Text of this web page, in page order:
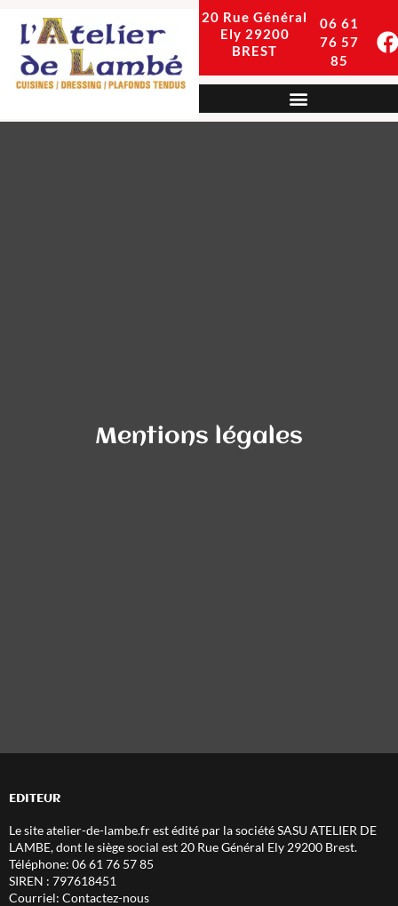
20 Rue Général
Ely 29200
BREST
06 61
76 57
85
Mentions légales
EDITEUR
Le siteatelier-de-lambe.frest édité par la société SASU ATELIER DE
LAMBE, dont le siège social est 20 Rue Général Ely 29200 Brest.
Téléphone: 06 61 76 57 85
SIREN : 797618451
Courriel: Contactez-nous